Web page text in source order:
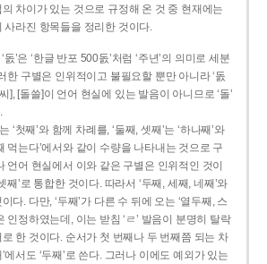
차이가 있는 것으로 규정해 온 것 중 현재에는
사라진 항목들을 정리한 것이다.
’은 ‘한글 반포 500돐’처럼 ‘주년’의 의미로 세분
한 구별은 인위적이고 불필요할 뿐만 아니라 ‘돐
], [돌쓸]이 언어 현실에 있는 발음이 아니므로 ‘돌’
‘첫째’와 함께 차례를, ‘둘째, 셋째’는 ‘하나째’와
먹는다’에서와 같이 수량을 나타내는 것으로 구
언어 현실에서 이와 같은 구별은 인위적인 것이
째’로 통합한 것이다. 따라서 ‘두째, 세째, 네째’와
다. 다만, ‘두째’가 다른 수 뒤에 오는 ‘열두째, 스
인정하였는데, 이는 받침 ‘ㄹ’ 발음이 분명히 탈락
한 것이다. 순서가 첫 번째나 두 번째쯤 되는 차
에서도 ‘두째’로 쓴다. 그러나 이에도 예외가 있는